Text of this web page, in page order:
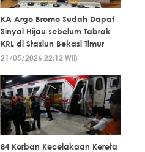
KA Argo Bromo Sudah Dapat
Sinyal Hijau sebelum Tabrak
KRL di Stasiun Bekasi Timur
21/05/2026 22:12 WIB
84 Korban Kecelakaan Kereta